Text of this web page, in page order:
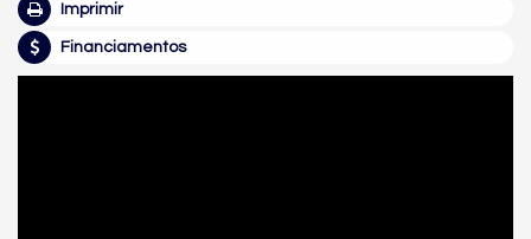
Imprimir
Financiamentos